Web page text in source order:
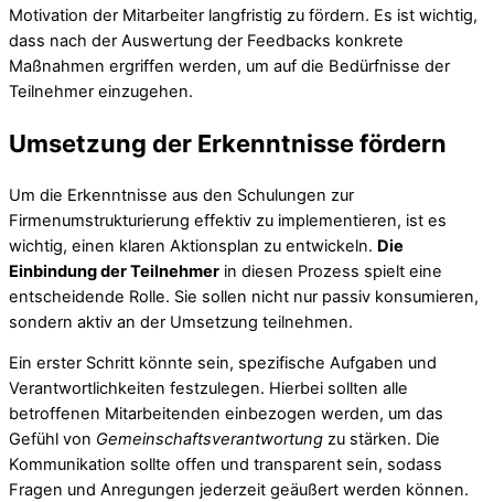
Motivation der Mitarbeiter langfristig zu fördern. Es ist wichtig,
dass nach der Auswertung der Feedbacks konkrete
Maßnahmen ergriffen werden, um auf die Bedürfnisse der
Teilnehmer einzugehen.
Umsetzung der Erkenntnisse fördern
Um die Erkenntnisse aus den Schulungen zur
Firmenumstrukturierung effektiv zu implementieren, ist es
wichtig, einen klaren Aktionsplan zu entwickeln. Die
Einbindung der Teilnehmer in diesen Prozess spielt eine
entscheidende Rolle. Sie sollen nicht nur passiv konsumieren,
sondern aktiv an der Umsetzung teilnehmen.
Ein erster Schritt könnte sein, spezifische Aufgaben und
Verantwortlichkeiten festzulegen. Hierbei sollten alle
betroffenen Mitarbeitenden einbezogen werden, um das
Gefühl von Gemeinschaftsverantwortung zu stärken. Die
Kommunikation sollte offen und transparent sein, sodass
Fragen und Anregungen jederzeit geäußert werden können.